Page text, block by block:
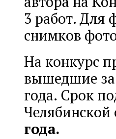
3 работ. Для
снимков
На конкурс
вышедшие за
года. Срок
Челябинской
года.